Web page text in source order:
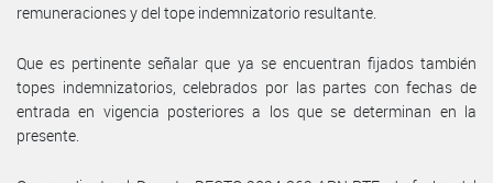
remuneraciones y del tope indemnizatorio resultante.
Que es pertinente señalar que ya se encuentran fijados también
topes indemnizatorios, celebrados por las partes con fechas de
entrada en vigencia posteriores a los que se determinan en la
presente.